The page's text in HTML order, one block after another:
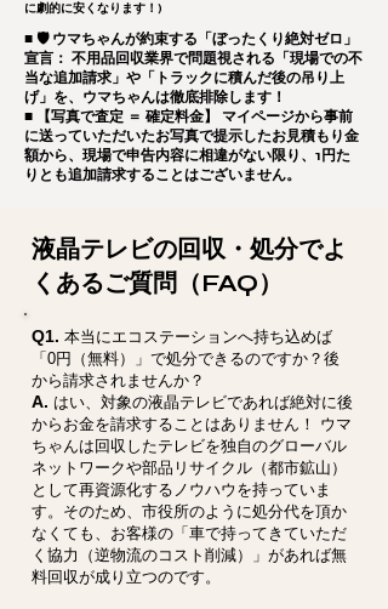
に劇的に安くなります！)
■ 🛡️ ウマちゃんが約束する「ぼったくり絶対ゼロ」
宣言： 不用品回収業界で問題視される「現場での不
当な追加請求」や「トラックに積んだ後の吊り上
げ」を、ウマちゃんは徹底排除します！
■ 【写真で査定 ＝ 確定料金】 マイページから事前
に送っていただいたお写真で提示したお見積もり金
額から、現場で申告内容に相違がない限り、1円た
りとも追加請求することはございません。
液晶テレビの回収・処分でよ
くあるご質問（FAQ）
Q1. 本当にエコステーションへ持ち込めば
「0円（無料）」で処分できるのですか？後
から請求されませんか？
A. はい、対象の液晶テレビであれば絶対に後
からお金を請求することはありません！ ウマ
ちゃんは回収したテレビを独自のグローバル
ネットワークや部品リサイクル（都市鉱山）
として再資源化するノウハウを持っていま
す。そのため、市役所のように処分代を頂か
なくても、お客様の「車で持ってきていただ
く協力（逆物流のコスト削減）」があれば無
料回収が成り立つのです。